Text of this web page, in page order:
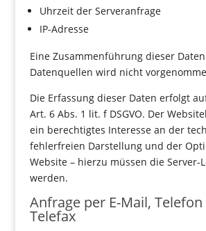
Uhrzeit der Serveranfrage
IP-Adresse
Eine Zusammenführung dieser
Datenquellen wird nicht
Die Erfassung dieser Daten erfolgt
Art. 6 Abs. 1 lit. f DSGVO. Der
ein berechtigtes Interesse an der
fehlerfreien Darstellung und der
Website – hierzu müssen die Server-
werden.
Anfrage per E-Mail,
Telefax